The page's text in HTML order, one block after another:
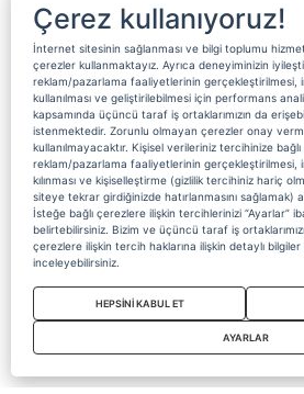
Çerez kullanıyoruz!
İnternet sitesinin sağlanması ve bilgi toplumu
çerezler kullanmaktayız. Ayrıca deneyiminizin
reklam/pazarlama faaliyetlerinin gerçekleştirilmesi,
kullanılması ve geliştirilebilmesi için performans
kapsamında üçüncü taraf iş ortaklarımızın da
istenmektedir. Zorunlu olmayan çerezler onay
kullanılmayacaktır. Kişisel verileriniz tercihinize
reklam/pazarlama faaliyetlerinin gerçekleştirilmesi,
kılınması ve kişiselleştirme (gizlilik tercihiniz hariç
siteye tekrar girdiğinizde hatırlanmasını sağlamak)
İsteğe bağlı çerezlere ilişkin tercihlerinizi “Ayarlar”
belirtebilirsiniz. Bizim ve üçüncü taraf iş
çerezlere ilişkin tercih haklarına ilişkin detaylı bilgiler
inceleyebilirsiniz.
HEPSİNİ KABUL ET
AYARLAR